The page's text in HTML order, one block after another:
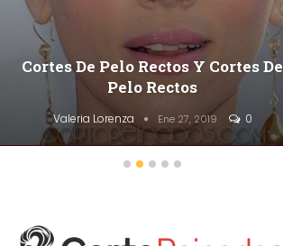
Cortes De Pelo Rectos Y Cortes De
Pelo Rectos
Valeria Lorenza Ene 27, 2019 0